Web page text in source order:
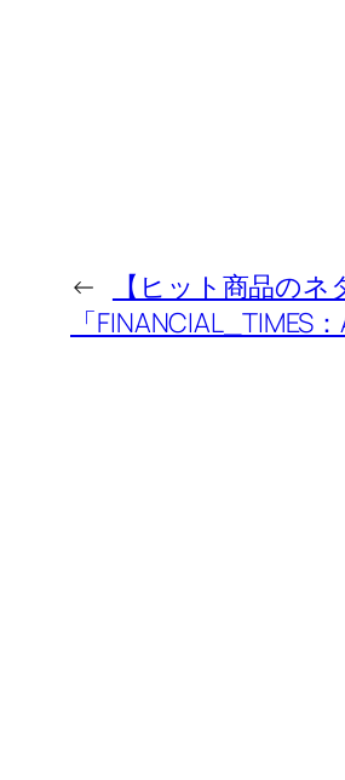
←
【ヒット商品の
「